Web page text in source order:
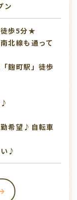
ン
歩5分★
北線も通って
麹町駅」徒歩
希望♪自転車
♪